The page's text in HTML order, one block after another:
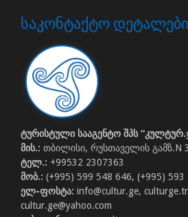
ᲡᲐᲙᲝᲜᲢᲐᲥᲢᲝ ᲓᲔᲢᲐᲚᲔᲑᲘ
ტურისტული სააგენტო შპს
მის.: თბილისი, რუსთაველის გამზ.N
ტელ.: +99532 2307363
მობ.: (+995) 599 548 646, (+995) 593
ელ-ფოსტა: info@cultur.ge,
cultur.ge@yahoo.com